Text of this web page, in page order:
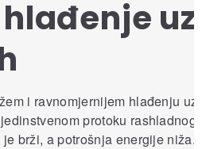
hlađenje
i ravnomjernijem hlađenju uz
protoku rashladnog
brži, a potrošnja energije niža.